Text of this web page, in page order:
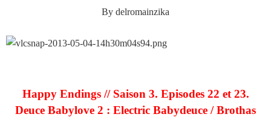
By delromainzika
Happy Endings // Saison 3. Episodes 22 et 23.
Deuce Babylove 2 : Electric Babydeuce / Brothas